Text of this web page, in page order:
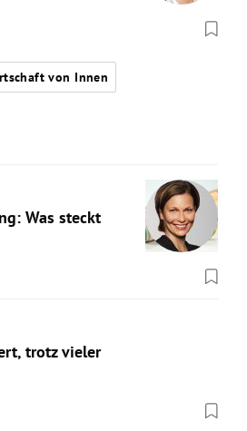
von Innen
Was steckt
trotz vieler